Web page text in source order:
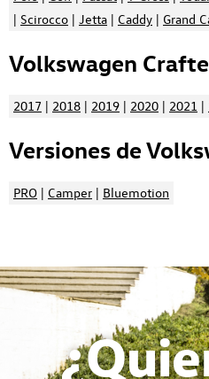
| Scirocco | Jetta | Caddy | Grand
Volkswagen
2017 | 2018 | 2019 | 2020 | 2021 |
Versiones de
PRO | Camper | Bluemotion